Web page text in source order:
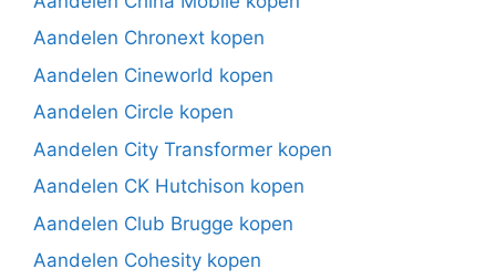
Aandelen Chronext kopen
Aandelen Cineworld kopen
Aandelen Circle kopen
Aandelen City Transformer kopen
Aandelen CK Hutchison kopen
Aandelen Club Brugge kopen
Aandelen Cohesity kopen